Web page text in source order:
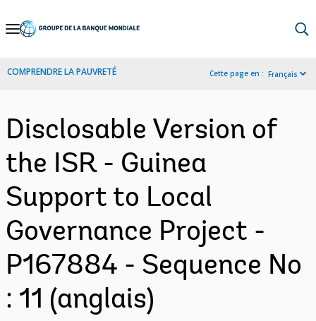
Skip
Navigation
COMPRENDRE LA PAUVRETÉ Cette page en : Français
Disclosable Version of
the ISR - Guinea
Support to Local
Governance Project -
P167884 - Sequence No
: 11 (anglais)